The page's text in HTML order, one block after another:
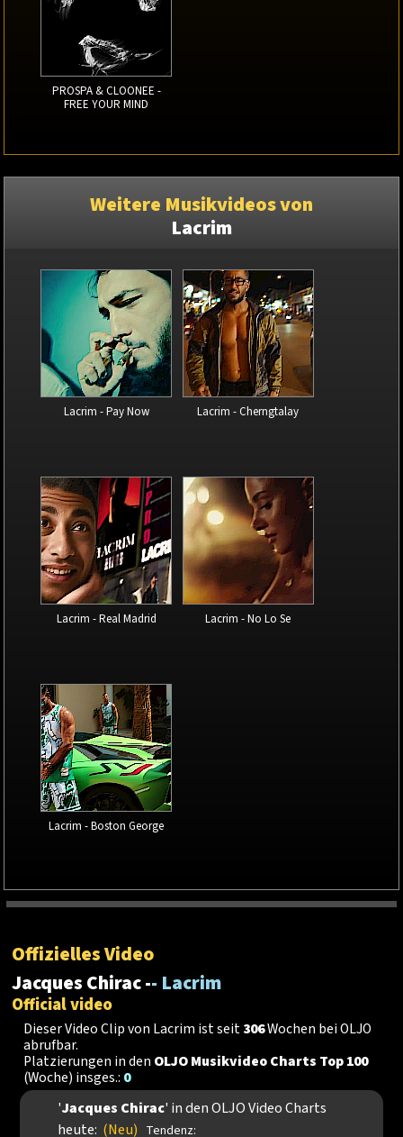
PROSPA & CLOONEE -
FREE YOUR MIND
Weitere Musikvideos von
Lacrim
Lacrim - Pay Now Lacrim - Cherngtalay
Lacrim - Real Madrid Lacrim - No Lo Se
Lacrim - Boston George
Offizielles Video
Jacques Chirac -- Lacrim
Official video
Dieser Video Clip von Lacrim ist seit306Wochen bei OLJO
abrufbar.
Platzierungen in den OLJO Musikvideo Charts Top 100
(Woche) insges.: 0
'Jacques Chirac' in den OLJO Video Charts
heute: (Neu) Tendenz: